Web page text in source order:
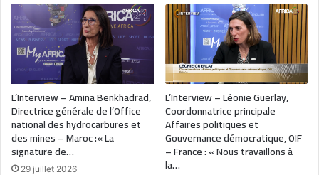
L’Interview – Amina Benkhadrad,
Directrice générale de l’Office
national des hydrocarbures et
des mines – Maroc :« La
signature de…
29 juillet 2026
L’Interview – Léonie Guerlay,
Coordonnatrice principale
Affaires politiques et
Gouvernance démocratique, OIF
– France : « Nous travaillons à
la…